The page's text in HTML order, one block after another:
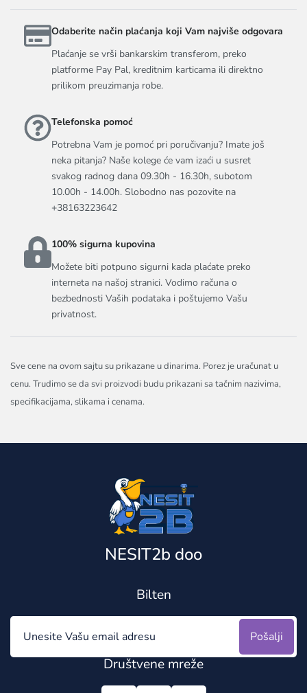
Odaberite način plaćanja koji Vam najviše odgovara
Plaćanje se vrši bankarskim transferom, preko
platforme Pay Pal, kreditnim karticama ili direktno
prilikom preuzimanja robe.
Telefonska pomoć
Potrebna Vam je pomoć pri poručivanju? Imate još
neka pitanja? Naše kolege će vam izaći u susret
svakog radnog dana 09.30h - 16.30h, subotom
10.00h - 14.00h. Slobodno nas pozovite na
+38163223642
100% sigurna kupovina
Možete biti potpuno sigurni kada plaćate preko
interneta na našoj stranici. Vodimo računa o
bezbednosti Vaših podataka i poštujemo Vašu
privatnost.
Sve cene na ovom sajtu su prikazane u dinarima. Porez je uračunat u
cenu. Trudimo se da svi proizvodi budu prikazani sa tačnim nazivima,
specifikacijama, slikama i cenama.
NESIT2b doo
Bilten
Pošalji
Društvene mreže